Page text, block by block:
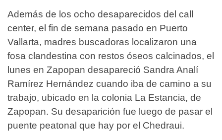
Además de los ocho desaparecidos del call
center, el fin de semana pasado en Puerto
Vallarta, madres buscadoras localizaron una
fosa clandestina con restos óseos calcinados, el
lunes en Zapopan desapareció Sandra Analí
Ramírez Hernández cuando iba de camino a su
trabajo, ubicado en la colonia La Estancia, de
Zapopan. Su desaparición fue luego de pasar el
puente peatonal que hay por el Chedraui.